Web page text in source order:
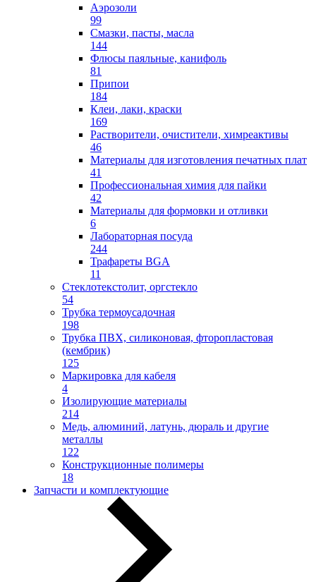
Аэрозоли
99
Смазки, пасты, масла
144
Флюсы паяльные, канифоль
81
Припои
184
Клеи, лаки, краски
169
Растворители, очистители, химреактивы
46
Материалы для изготовления печатных плат
41
Профессиональная химия для пайки
42
Материалы для формовки и отливки
6
Лабораторная посуда
244
Трафареты BGA
11
Стеклотекстолит, оргстекло
54
Трубка термоусадочная
198
Трубка ПВХ, силиконовая, фторопластовая
(кембрик)
125
Маркировка для кабеля
4
Изолирующие материалы
214
Медь, алюминий, латунь, дюраль и другие
металлы
122
Конструкционные полимеры
18
Запчасти и комплектующие